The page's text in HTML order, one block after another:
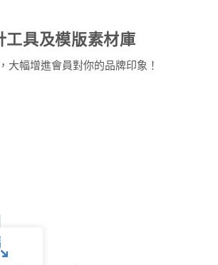
具及模版素材庫
大幅增進會員對你的品牌印象！